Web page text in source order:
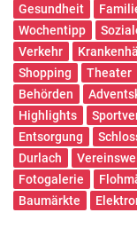
Gesundheit
Wochentipp
Verkehr
Shopping
Theater
Behörden
Highlights
Entsorgung
Durlach
Fotogalerie
Baumärkte